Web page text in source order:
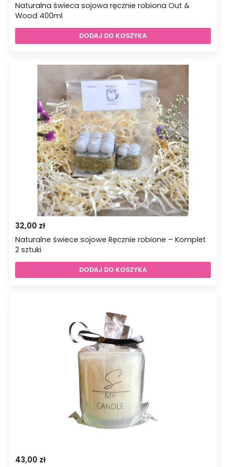
Naturalna świeca sojowa ręcznie robiona Out &
Wood 400ml
DODAJ DO KOSZYKA
32,00 zł
Naturalne świece sojowe Ręcznie robione – Komplet
2 sztuki
DODAJ DO KOSZYKA
43,00 zł